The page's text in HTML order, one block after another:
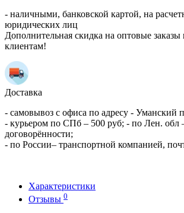
- наличными, банковской картой, на
юридических лиц
Дополнительная скидка на оптовые
клиентам!
Доставка
- самовывоз с офиса по адресу - Уманский
- курьером по СПб – 500 руб; - по Лен. обл
договорённости;
- по России– транспортной компанией,
Характеристики
Отзывы 0